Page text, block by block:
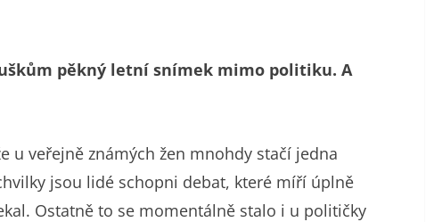
pěkný letní snímek mimo politiku. A
u veřejně známých žen mnohdy stačí jedna
jsou lidé schopni debat, které míří úplně
Ostatně to se momentálně stalo i u političky